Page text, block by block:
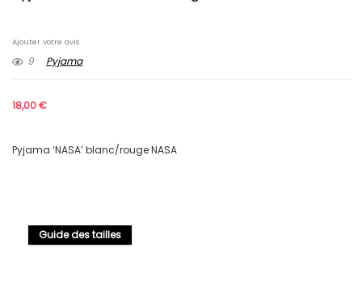
Ajouter votre avis
9 Pyjama
18,00€
Pyjama ‘NASA’ blanc/rouge NASA
Guide des tailles